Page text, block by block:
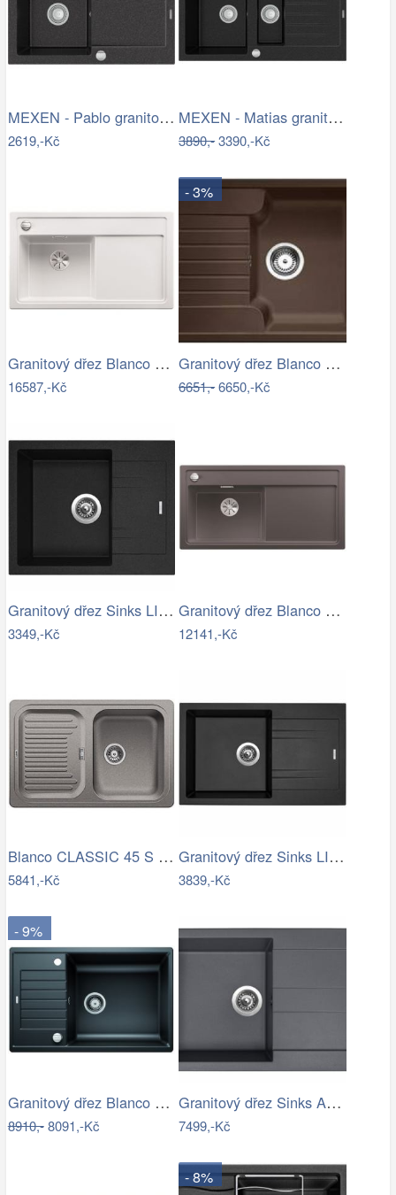
MEXEN - Pablo granitový dřez 1 s…
2619,-Kč
MEXEN - Matias granitový dřez s malým…
3890,-3390,-Kč
Granitový dřez Blanco ZENAR 45 S-F…
16587,-Kč
- 3%
Granitový dřez Blanco ZIA 40 S kávová…
6651,-6650,-Kč
Granitový dřez Sinks LINEA 600 N…
3349,-Kč
Granitový dřez Blanco ZENAR XL 6 S…
12141,-Kč
Blanco CLASSIC 45 S Silgranit aluminium…
5841,-Kč
Granitový dřez Sinks LINEA 780 N…
3839,-Kč
- 9%
Granitový dřez Blanco ZIA XL 6 S…
8910,-8091,-Kč
Granitový dřez Sinks AMANDA 780 Titanium
7499,-Kč
- 8%